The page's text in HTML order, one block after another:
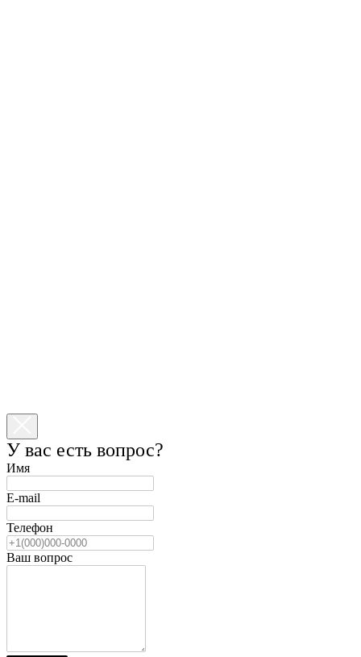
У вас есть вопрос?
Имя
E-mail
Телефон
Ваш вопрос